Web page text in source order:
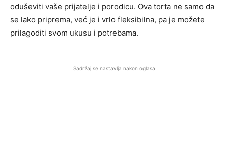
oduševiti vaše prijatelje i porodicu. Ova torta ne samo da
se lako priprema, već je i vrlo fleksibilna, pa je možete
prilagoditi svom ukusu i potrebama.
Sadržaj se nastavlja nakon oglasa